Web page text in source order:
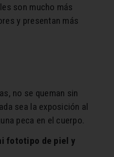
son mucho más
y presentan más
no se queman sin
sea la exposición al
peca en el cuerpo.
fototipo de piel y